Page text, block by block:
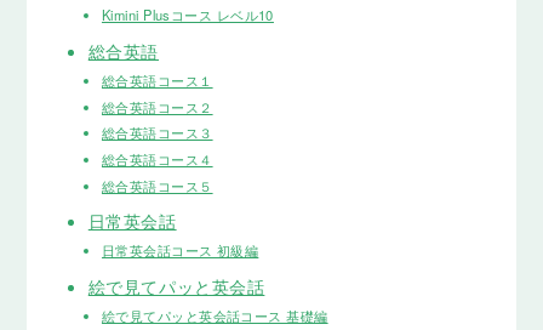
Kimini Plusコース レベル10
総合英語
総合英語コース１
総合英語コース２
総合英語コース３
総合英語コース４
総合英語コース５
日常英会話
日常英会話コース 初級編
絵で見てパッと英会話
絵で見てパッと英会話コース 基礎編